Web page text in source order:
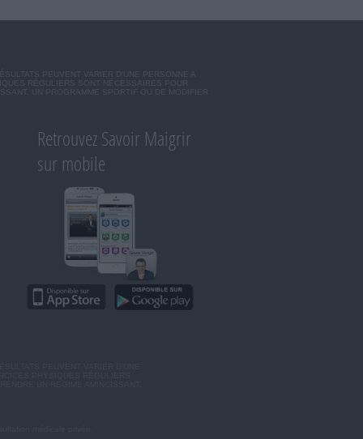
PEUVENT VARIER D'UNE PERSONNE A
RÉGULIERS SONT NÉCESSAIRES POUR
UN PROGRAMME SPORTIF OU DE MODIFIER
Retrouvez Savoir Maigrir
sur mobile